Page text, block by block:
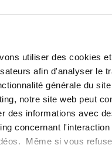
utiliser des cookies
afin d'analyser le
générale du
notre site web peut
des informations avec
concernant
Même si vous
nos
et